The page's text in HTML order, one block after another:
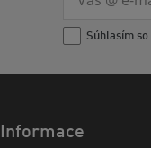
Súhlasím so
Informace